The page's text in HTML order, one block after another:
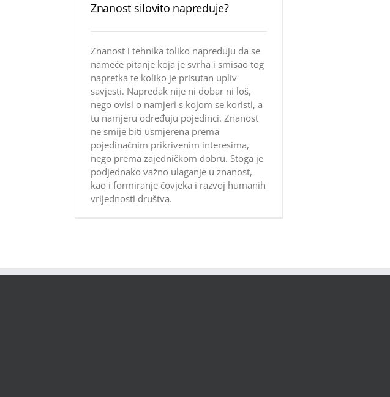
Znanost silovito napreduje?
Znanost i tehnika toliko napreduju da se
nameće pitanje koja je svrha i smisao tog
napretka te koliko je prisutan upliv
savjesti. Napredak nije ni dobar ni loš,
nego ovisi o namjeri s kojom se koristi, a
tu namjeru određuju pojedinci. Znanost
ne smije biti usmjerena prema
pojedinačnim prikrivenim interesima,
nego prema zajedničkom dobru. Stoga je
podjednako važno ulaganje u znanost,
kao i formiranje čovjeka i razvoj humanih
vrijednosti društva.